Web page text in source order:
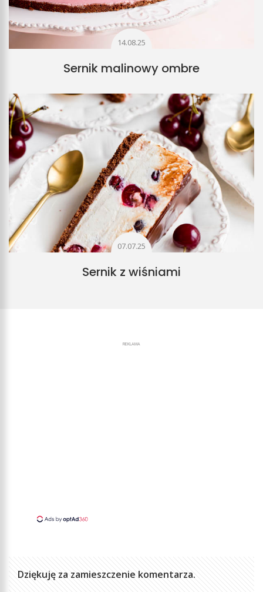
14.08.25
Sernik malinowy ombre
07.07.25
Sernik z wiśniami
REKLAMA
Dziękuję za zamieszczenie komentarza.